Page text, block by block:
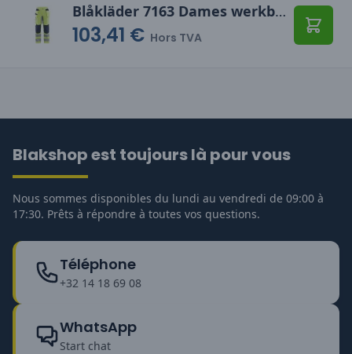
Blåkläder 7163 Dames werkbroek High Vis met stretch
103,41 € Hors TVA
Blakshop est toujours là pour vous
Nous sommes disponibles du lundi au vendredi de 09:00 à
17:30. Prêts à répondre à toutes vos questions.
Téléphone
+32 14 18 69 08
WhatsApp
Start chat